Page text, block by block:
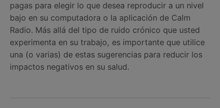
pagas para elegir lo que desea reproducir a un nivel
bajo en su computadora o la aplicación de Calm
Radio. Más allá del tipo de ruido crónico que usted
experimenta en su trabajo, es importante que utilice
una (o varias) de estas sugerencias para reducir los
impactos negativos en su salud.